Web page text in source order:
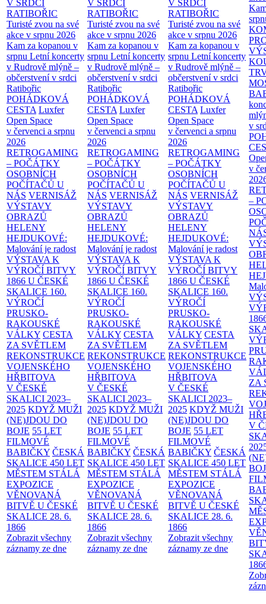
V SRDCI
RATIBOŘIC
Turisté zvou na své
akce v srpnu 2026
Kam za kopanou v
srpnu Letní koncerty
v Rudrově mlýně –
občerstvení v srdci
Ratibořic
POHÁDKOVÁ
CESTA Luxfer
Open Space
v červenci a srpnu
2026
RETROGAMING
– POČÁTKY
OSOBNÍCH
POČÍTAČŮ U
NÁS VERNISÁŽ
VÝSTAVY
OBRAZŮ
HELENY
HEJDUKOVÉ:
Malování je radost
VÝSTAVA K
VÝROČÍ BITVY
1866 U ČESKÉ
SKALICE 160.
VÝROČÍ
PRUSKO-
RAKOUSKÉ
VÁLKY CESTA
ZA SVĚTLEM
REKONSTRUKCE
VOJENSKÉHO
HŘBITOVA
V ČESKÉ
SKALICI 2023–
2025 KDYŽ MUŽI
(NE)JDOU DO
BOJE 55 LET
FILMOVÉ
BABIČKY ČESKÁ
SKALICE 450 LET
MĚSTEM STÁLÁ
EXPOZICE
VĚNOVANÁ
BITVĚ U ČESKÉ
SKALICE 28. 6.
1866
Zobrazit všechny
záznamy ze dne
V SRDCI
RATIBOŘIC
Turisté zvou na své
akce v srpnu 2026
Kam za kopanou v
srpnu Letní koncerty
v Rudrově mlýně –
občerstvení v srdci
Ratibořic
POHÁDKOVÁ
CESTA Luxfer
Open Space
v červenci a srpnu
2026
RETROGAMING
– POČÁTKY
OSOBNÍCH
POČÍTAČŮ U
NÁS VERNISÁŽ
VÝSTAVY
OBRAZŮ
HELENY
HEJDUKOVÉ:
Malování je radost
VÝSTAVA K
VÝROČÍ BITVY
1866 U ČESKÉ
SKALICE 160.
VÝROČÍ
PRUSKO-
RAKOUSKÉ
VÁLKY CESTA
ZA SVĚTLEM
REKONSTRUKCE
VOJENSKÉHO
HŘBITOVA
V ČESKÉ
SKALICI 2023–
2025 KDYŽ MUŽI
(NE)JDOU DO
BOJE 55 LET
FILMOVÉ
BABIČKY ČESKÁ
SKALICE 450 LET
MĚSTEM STÁLÁ
EXPOZICE
VĚNOVANÁ
BITVĚ U ČESKÉ
SKALICE 28. 6.
1866
Zobrazit všechny
záznamy ze dne
V SRDCI
RATIBOŘIC
Turisté zvou na své
akce v srpnu 2026
Kam za kopanou v
srpnu Letní koncerty
v Rudrově mlýně –
občerstvení v srdci
Ratibořic
POHÁDKOVÁ
CESTA Luxfer
Open Space
v červenci a srpnu
2026
RETROGAMING
– POČÁTKY
OSOBNÍCH
POČÍTAČŮ U
NÁS VERNISÁŽ
VÝSTAVY
OBRAZŮ
HELENY
HEJDUKOVÉ:
Malování je radost
VÝSTAVA K
VÝROČÍ BITVY
1866 U ČESKÉ
SKALICE 160.
VÝROČÍ
PRUSKO-
RAKOUSKÉ
VÁLKY CESTA
ZA SVĚTLEM
REKONSTRUKCE
VOJENSKÉHO
HŘBITOVA
V ČESKÉ
SKALICI 2023–
2025 KDYŽ MUŽI
(NE)JDOU DO
BOJE 55 LET
FILMOVÉ
BABIČKY ČESKÁ
SKALICE 450 LET
MĚSTEM STÁLÁ
EXPOZICE
VĚNOVANÁ
BITVĚ U ČESKÉ
SKALICE 28. 6.
1866
Zobrazit všechny
záznamy ze dne
v
v
–
ZA
V